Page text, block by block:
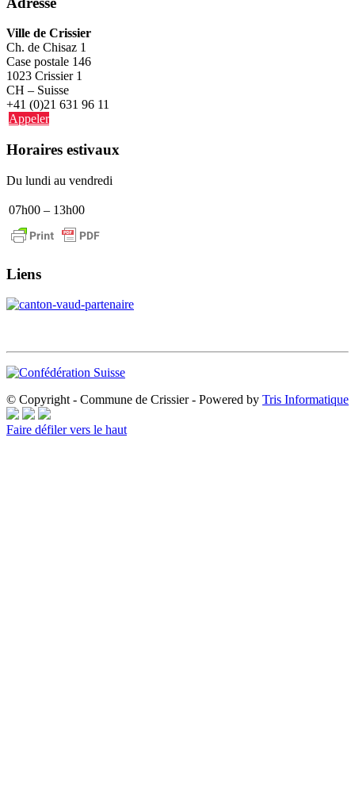
Ville de Crissier
Ch. de Chisaz 1
Case postale 146
1023 Crissier 1
CH – Suisse
+41 (0)21 631 96 11
Appeler
Horaires estivaux
Du lundi au vendredi
07h00 – 13h00
Liens
© Copyright - Commune de Crissier - Powered by Tris Informatique
Faire défiler vers le haut